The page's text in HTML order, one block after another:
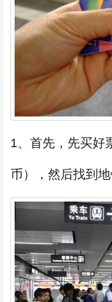
1、首先，先买好
币），然后找到